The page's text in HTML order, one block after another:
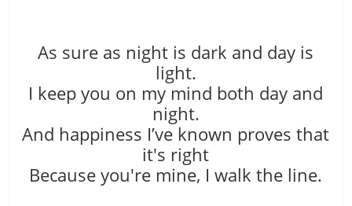
As sure as night is dark and day is
light.
I keep you on my mind both day and
night.
And happiness I’ve known proves that
it′s right
Because you′re mine, I walk the line.